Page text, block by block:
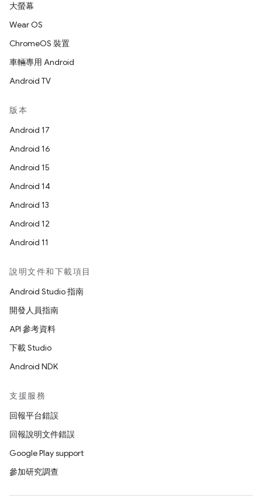
大螢幕
Wear OS
ChromeOS 裝置
車輛專用 Android
Android TV
版本
Android 17
Android 16
Android 15
Android 14
Android 13
Android 12
Android 11
說明文件和下載項目
Android Studio 指南
開發人員指南
API 參考資料
下載 Studio
Android NDK
支援服務
回報平台錯誤
回報說明文件錯誤
Google Play support
參加研究調查